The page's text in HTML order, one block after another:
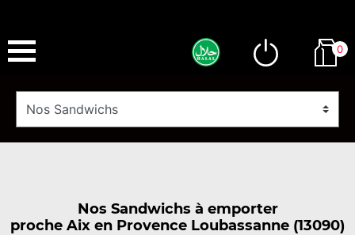
0
Nos Sandwichs à emporter
proche Aix en Provence Loubassanne (13090)